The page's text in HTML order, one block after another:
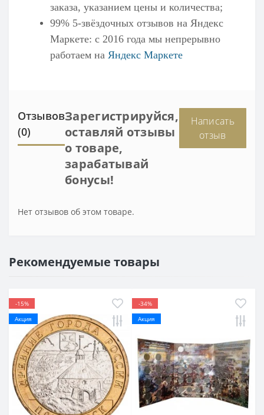
заказа, указанием цены и количества;
99% 5-звёздочных отзывов на Яндекс
Маркете: с 2016 года мы непрерывно
работаем на Яндекс Маркете
Отзывов
(0)
Зарегистрируйся,
оставляй отзывы
о товаре,
зарабатывай
бонусы!
Написать
отзыв
Нет отзывов об этом товаре.
Рекомендуемые товары
-15%
Акция
-34%
Акция